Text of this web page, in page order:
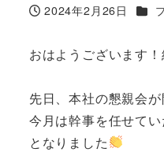
投稿日
2024年2月26日 カテ
おはようございます
先日、本社の懇親会
今月は幹事を任せて
となりました